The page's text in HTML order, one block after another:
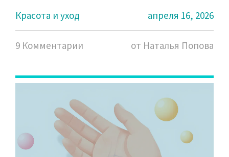
Красота и уход
апреля 16, 2026
9 Комментарии от Наталья Попова